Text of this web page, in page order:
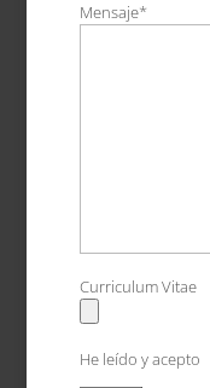
Mensaje*
Curriculum Vitae
He leído y acepto